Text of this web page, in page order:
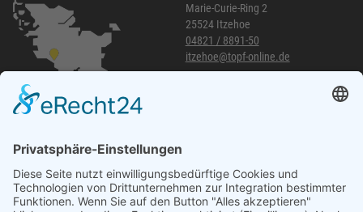
Marie-Curie-Ring 2
25524 Itzehoe
04821 / 8891-50
itzehoe@topf-online.de
040 / 21 04 04 04-04
glinde@topf-online.de
Öffnungszeiten und mehr